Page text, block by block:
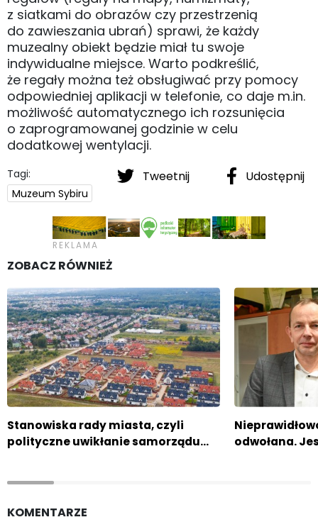
z siatkami do obrazów czy przestrzenią
do zawieszania ubrań) sprawi, że każdy
muzealny obiekt będzie miał tu swoje
indywidualne miejsce. Warto podkreślić,
że regały można też obsługiwać przy pomocy
odpowiedniej aplikacji w telefonie, co daje m.in.
możliwość automatycznego ich rozsunięcia
o zaprogramowanej godzinie w celu
dodatkowej wentylacji.
Tweetnij Udostępnij
Tagi:
Muzeum Sybiru
ZOBACZ RÓWNIEŻ
Stanowiska rady miasta, czyli
polityczne uwikłanie samorządu…
odwołana.
KOMENTARZE